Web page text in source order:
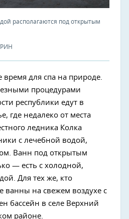
располагаются под открытым
для спа на природе.
процедурами
республики едут в
где недалеко от места
ледника Колка
с лечебной водой,
Ванн под открытым
— есть с холодной,
Для тех же, кто
ванны на свежем воздухе с
бассейн в селе Верхний
районе.